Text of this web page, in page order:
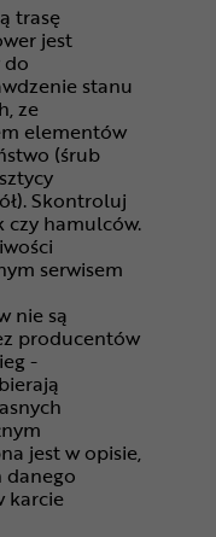
trasę
jest
stanu
ze
elementów
(śrub
Skontroluj
czy hamulców.
serwisem
nie są
producentów
-
jest w opisie,
danego
karcie